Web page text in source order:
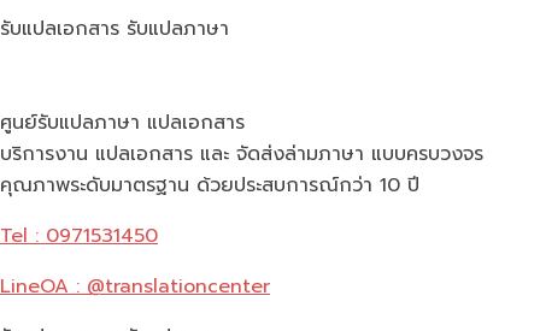
รับแปลเอกสาร รับแปลภาษา
ศูนย์รับแปลภาษา แปลเอกสาร
บริการงาน แปลเอกสาร และ จัดส่งล่ามภาษา แบบครบวงจร
คุณภาพระดับมาตรฐาน ด้วยประสบการณ์กว่า 10 ปี
Tel : 0971531450
LineOA : @translationcenter